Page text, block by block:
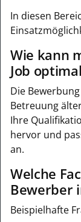
In diesen
Wie kann
Job
Die
Betreuung
Ihre
hervor und
an.
Welche
Bewerber
Beispielhafte